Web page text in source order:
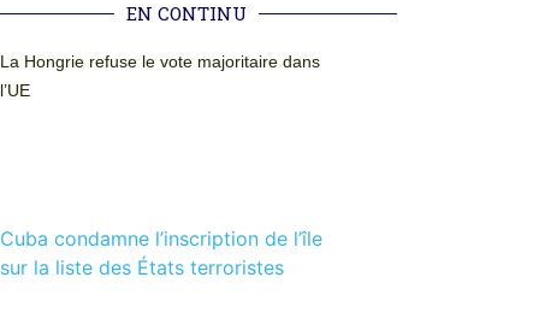
EN CONTINU
La Hongrie refuse le vote majoritaire dans
l’UE
Cuba condamne l’inscription de l’île
sur la liste des États terroristes